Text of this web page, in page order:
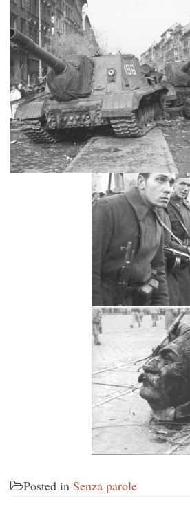
Posted in Senza parole